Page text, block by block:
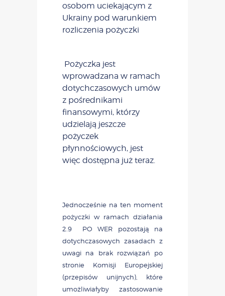
osobom uciekającym z
Ukrainy pod warunkiem
rozliczenia pożyczki
Pożyczka jest
wprowadzana w ramach
dotychczasowych umów
z pośrednikami
finansowymi, którzy
udzielają jeszcze
pożyczek
płynnościowych, jest
więc dostępna już teraz.
Jednocześnie na ten moment
pożyczki w ramach działania
2.9 PO WER pozostają na
dotychczasowych zasadach z
uwagi na brak rozwiązań po
stronie Komisji Europejskiej
(przepisów unijnych), które
umożliwiałyby zastosowanie